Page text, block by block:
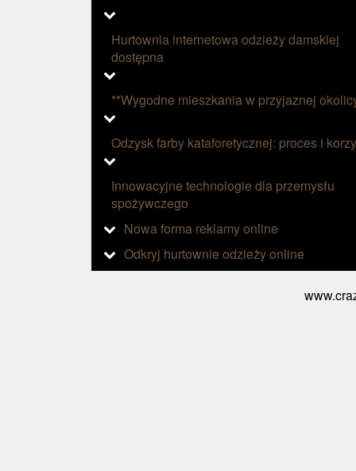
Hurtownia internetowa odzieży damskiej
dostępna
**Wygodne mieszkania w przyjaznej
Odzysk farby kataforetycznej: proces i
Innowacyjne technologie dla przemysłu
spożywczego
Nowa forma reklamy online
Odkryj hurtownie odzieży online